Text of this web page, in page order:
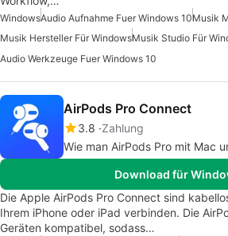
WindowsAudio Aufnahme Fuer Windows 10Musik
Musik Hersteller Für WindowsMusik Studio Für
Audio Werkzeuge Fuer Windows 10
AirPods Pro Connect
3.8 Zahlung
Wie man AirPods Pro mit Mac
Download für
Die Apple AirPods Pro Connect sind
Ihrem iPhone oder iPad verbinden. Die
Geräten kompatibel, sodass…